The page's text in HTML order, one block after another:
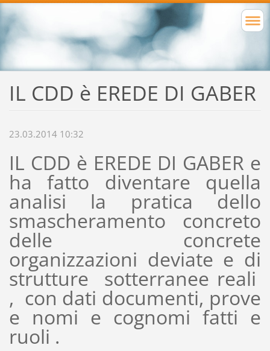
IL CDD è EREDE DI GABER
23.03.2014 10:32
IL CDD è EREDE DI GABER e
ha fatto diventare quella
analisi la pratica dello
smascheramento concreto
delle concrete
organizzazioni deviate e di
strutture sotterranee reali
, con dati documenti, prove
e nomi e cognomi fatti e
ruoli .